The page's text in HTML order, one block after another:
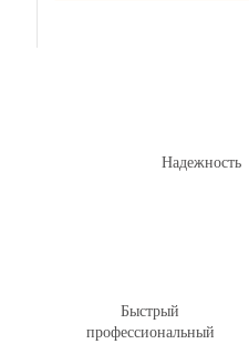
Надежность
Быстрый
профессиональный